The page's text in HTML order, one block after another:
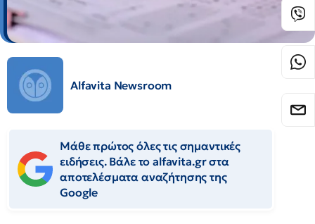
Alfavita Newsroom
Μάθε πρώτος όλες τις σημαντικές
ειδήσεις. Βάλε το alfavita.gr στα
αποτελέσματα αναζήτησης της
Google